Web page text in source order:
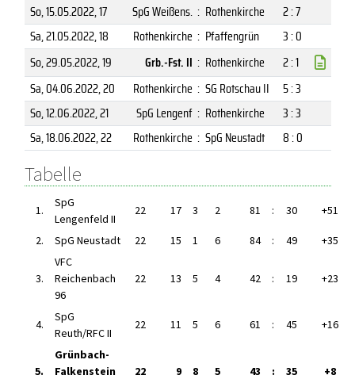
So, 15.05.2022, 17 SpG Weißens. : Rothenkirche
2 : 7
Sa, 21.05.2022, 18 Rothenkirche : Pfaffengrün
3 : 0
So, 29.05.2022, 19 Grb.-Fst. II : Rothenkirche
2 : 1
Sa, 04.06.2022, 20 Rothenkirche : SG Rotschau II
5 : 3
So, 12.06.2022, 21 SpG Lengenf : Rothenkirche
3 : 3
Sa, 18.06.2022, 22 Rothenkirche : SpG Neustadt 8 : 0
Tabelle
1.
SpG
Lengenfeld II
22 17 3 2 81 : 30 +51
2. SpG Neustadt 22 15 1 6 84 : 49 +35
3.
VFC
Reichenbach
96
22 13 5 4 42 : 19 +23
4.
SpG
Reuth/RFC II
22 11 5 6 61 : 45 +16
5.
Grünbach-
Falkenstein
22 9 8 5 43 : 35 +8